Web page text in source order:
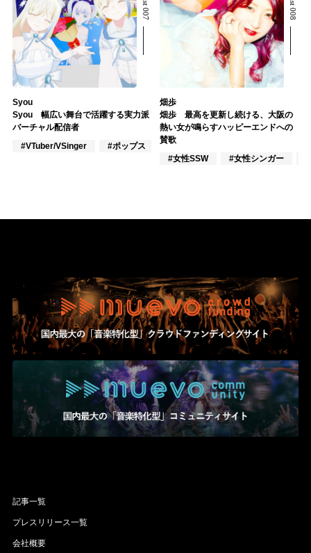
Syou
Syou 幅広い舞台で活躍する実力派
バーチャル配信者
#VTuber/VSinger
#ポップス #Youtuber
畑歩
畑歩 最高を更新し続ける、大阪の
熱い女が鳴らすハッピーエンドへの
賛歌
#女性SSW
#女性シンガー
記事一覧
プレスリリース一覧
会社概要